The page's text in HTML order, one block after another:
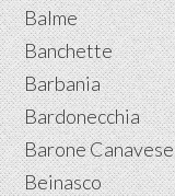
Balme
Banchette
Barbania
Bardonecchia
Barone Canavese
Beinasco